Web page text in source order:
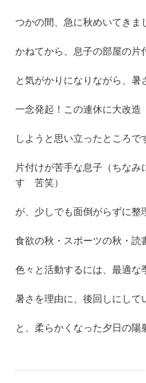
つかの間、急に秋めいてきま
かねてから、息子の部屋の片
と気がかりになりながら、
一念発起！この連休に大改造
しようと思い立ったところで
片付けが苦手な息子（ちな
す 苦笑）
が、少しでも面倒がらずに整
食欲の秋・スポーツの秋・
色々と活動するには、最適な
暑さを理由に、後回しにして
と、柔らかくなった夕日の陽